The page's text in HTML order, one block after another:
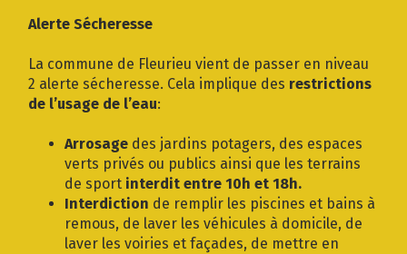
Alerte Sécheresse
La commune de Fleurieu vient de passer en niveau
2 alerte sécheresse. Cela implique des restrictions
de l’usage de l’eau:
Arrosage des jardins potagers, des espaces
verts privés ou publics ainsi que les terrains
de sport interdit entre 10h et 18h.
Interdiction de remplir les piscines et bains à
remous, de laver les véhicules à domicile, de
laver les voiries et façades, de mettre en